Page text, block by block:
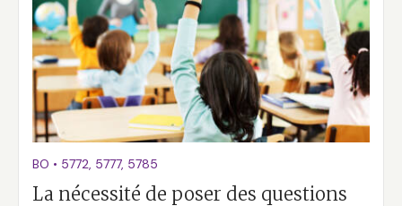
BO • 5772, 5777, 5785
La nécessité de poser des questions